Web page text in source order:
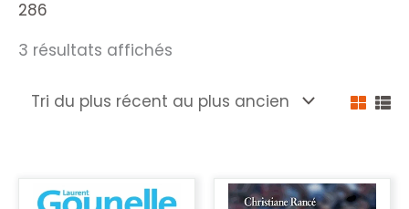
286
3 résultats affichés
plus
ancien